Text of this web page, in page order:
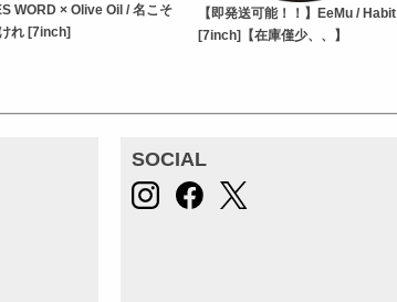
WORD × Olive Oil / 名こそ
れ [7inch]
【即発送可能！！】EeMu / Habit
[7inch]【在庫僅少、、】
SOCIAL